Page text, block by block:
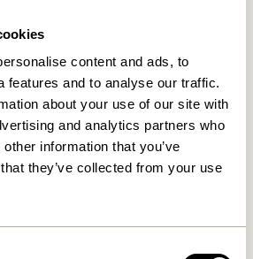
content and ads, to
features and to analyse our traffic.
about your use of our site with
and analytics partners who
information that you’ve
they’ve collected from your use